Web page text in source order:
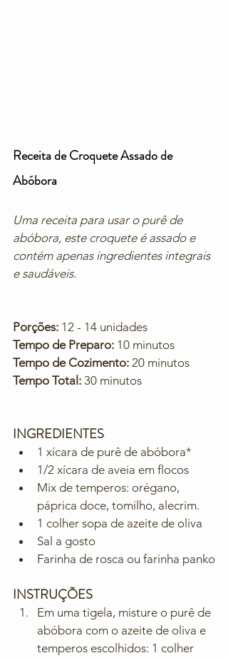
Receita de Croquete Assado de
Abóbora
Uma receita para usar o purê de
abóbora, este croquete é assado e
contém apenas ingredientes integrais
e saudáveis.
Porções: 12 - 14 unidades
Tempo de Preparo: 10 minutos
Tempo de Cozimento: 20 minutos
Tempo Total: 30 minutos
INGREDIENTES
1 xícara de purê de abóbora*
1/2 xícara de aveia em flocos
Mix de temperos: orégano,
páprica doce, tomilho, alecrim.
1 colher sopa de azeite de oliva
Sal a gosto
Farinha de rosca ou farinha panko
INSTRUÇÕES
Em uma tigela, misture o purê de
abóbora com o azeite de oliva e
temperos escolhidos: 1 colher